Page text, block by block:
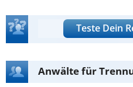
Teste Dein
Anwälte für